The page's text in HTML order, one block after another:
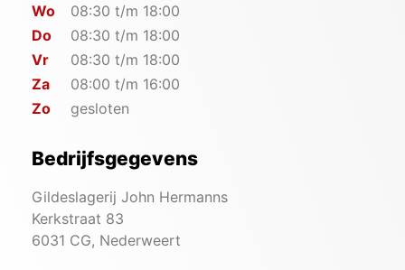
Wo
08:30 t/m 18:00
Do
08:30 t/m 18:00
Vr
08:30 t/m 18:00
Za
08:00 t/m 16:00
Zo
gesloten
Bedrijfsgegevens
Gildeslagerij John Hermanns
Kerkstraat 83
6031 CG, Nederweert